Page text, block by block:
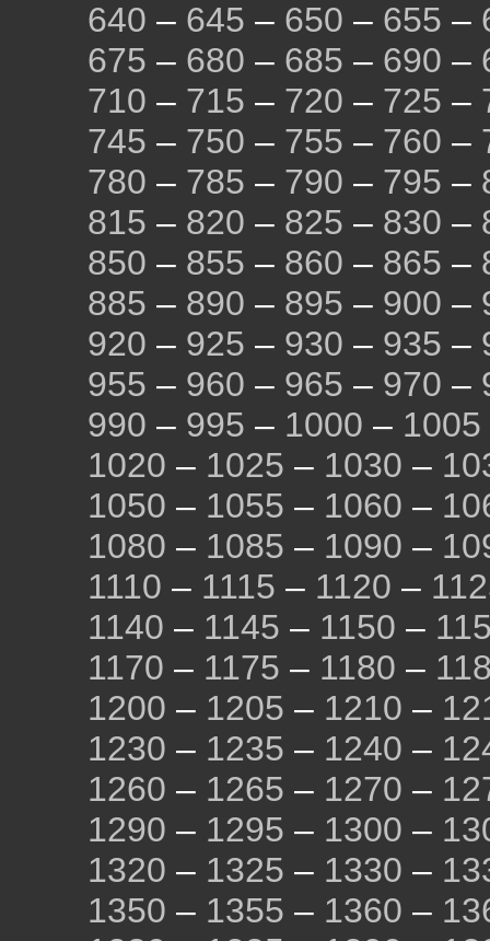
640 – 645 – 650 – 655 –
675 – 680 – 685 – 690 –
710 – 715 – 720 – 725 –
745 – 750 – 755 – 760 –
780 – 785 – 790 – 795 –
815 – 820 – 825 – 830 –
850 – 855 – 860 – 865 –
885 – 890 – 895 – 900 –
920 – 925 – 930 – 935 –
955 – 960 – 965 – 970 –
990 – 995 – 1000 – 1005
1020 – 1025 – 1030 –
1050 – 1055 – 1060 –
1080 – 1085 – 1090 –
1110 – 1115 – 1120 –
1140 – 1145 – 1150 –
1170 – 1175 – 1180 –
1200 – 1205 – 1210 –
1230 – 1235 – 1240 –
1260 – 1265 – 1270 –
1290 – 1295 – 1300 –
1320 – 1325 – 1330 –
1350 – 1355 – 1360 –